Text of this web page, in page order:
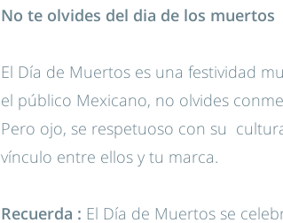
No te olvides del dia de los muertos
El Día de Muertos es una festividad
el público Mexicano, no olvides
Pero ojo, se respetuoso con su
vínculo entre ellos y tu marca.
Recuerda : El Día de Muertos se